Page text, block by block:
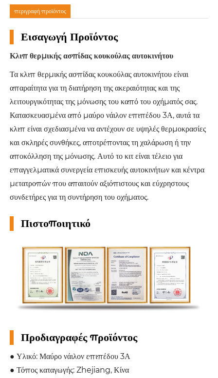
περιγραφή προϊόντος
Εισαγωγή Προϊόντος
Κλιπ θερμικής ασπίδας κουκούλας αυτοκινήτου
Τα κλιπ θερμικής ασπίδας κουκούλας αυτοκινήτου είναι
απαραίτητα για τη διατήρηση της ακεραιότητας και της
λειτουργικότητας της μόνωσης του καπό του οχήματός σας.
Κατασκευασμένα από μαύρο νάιλον επιπέδου 3Α, αυτά τα
κλιπ είναι σχεδιασμένα να αντέχουν σε υψηλές θερμοκρασίες
και σκληρές συνθήκες, αποτρέποντας τη χαλάρωση ή την
αποκόλληση της μόνωσης. Αυτό το κιτ είναι τέλειο για
επαγγελματικά συνεργεία επισκευής αυτοκινήτων και κέντρα
μετατροπών που απαιτούν αξιόπιστους και εύχρηστους
συνδετήρες για τη συντήρηση του οχήματος.
Πιστοποιητικό
Προδιαγραφές προϊόντος
● Υλικό: Μαύρο νάιλον επιπέδου 3Α
● Τόπος καταγωγής: Zhejiang, Κίνα